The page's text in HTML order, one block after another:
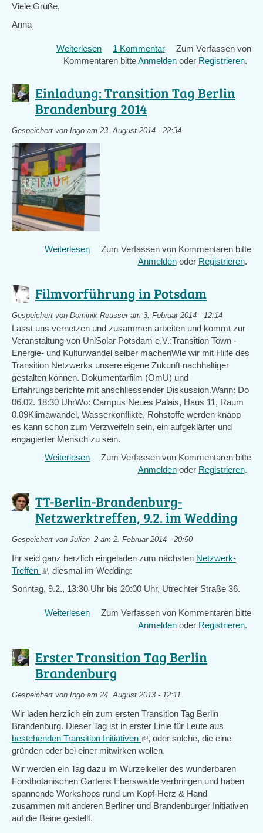
Viele Grüße,
Anna
Weiterlesen über
Neugründung
wer
macht
1 Kommentar
Zum Verfassen von
Kommentaren bitteAnmeldenoder Registrieren.
Einladung: Transition Tag Berlin
Brandenburg 2014
Gespeichert von Ingo am 23. August 2014 - 22:34
Weiterlesen über
Berlin
Brandenburg
2014
Zum Verfassen von Kommentaren bitte
Anmeldenoder Registrieren.
Filmvorführung in Potsdam
Gespeichert von Dominik Reusseram 3. Februar 2014 - 12:14
Lasst uns vernetzen und zusammen arbeiten und kommt zur
Veranstaltung von UniSolar Potsdam e.V.:Transition Town -
Energie- und Kulturwandel selber machenWie wir mit Hilfe des
Transition Netzwerks unsere eigene Zukunft nachhaltiger
gestalten können. Dokumentarfilm (OmU) und
Erfahrungsberichte mit anschliessender Diskussion.Wann: Do
06.02. 18:30 UhrWo: Campus Neues Palais, Haus 11, Raum
0.09Klimawandel, Wasserkonflikte, Rohstoffe werden knapp
es kann schon zum Verzweifeln sein, ein aufgeklärter und
engagierter Mensch zu sein.
Weiterlesen über
Filmvorführung
Zum Verfassen von Kommentaren bitte
Anmeldenoder Registrieren.
TT-Berlin-Brandenburg-
Netzwerktreffen, 9.2. im Wedding
Gespeichert von Julian_2 am 2. Februar 2014 - 20:50
Ihr seid ganz herzlich eingeladen zum nächsten Netzwerk-
Treffen (link
external)
, diesmal im Wedding:
Sonntag, 9.2., 13:30 Uhr bis 20:00 Uhr, Utrechter Straße 36.
Weiterlesen über
Netzwerktreffen,
9.2.
Wedding
Zum Verfassen von Kommentaren bitte
Anmeldenoder Registrieren.
Erster Transition Tag Berlin
Brandenburg
Gespeichert von Ingo am 24. August 2013 - 12:11
Wir laden herzlich ein zum ersten Transition Tag Berlin
Brandenburg. Dieser Tag ist in erster Linie für Leute aus
bestehenden Transition Initiativen (link
is
, oder solche, die eine
gründen oder bei einer mitwirken wollen.
Wir werden ein Tag dazu im Wurzelkeller des wunderbaren
Forstbotanischen Gartens Eberswalde verbringen und haben
spannende Workshops rund um Kopf-Herz & Hand
zusammen mit anderen Berliner und Brandenburger Initiativen
auf die Beine gestellt.